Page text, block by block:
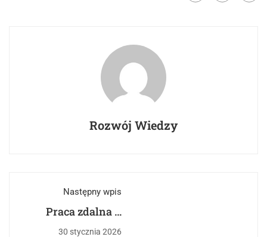
Rozwój Wiedzy
Następny wpis
Praca zdalna –
realia i zagrożenia
30 stycznia 2026